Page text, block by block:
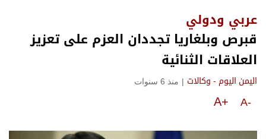
عربي ودولي
قبرص وبلغاريا تجددان العزم على تعزيز
العلاقات الثنائية
اليمن اليوم - وكالات | منذ 6 سنوات
A-
A+